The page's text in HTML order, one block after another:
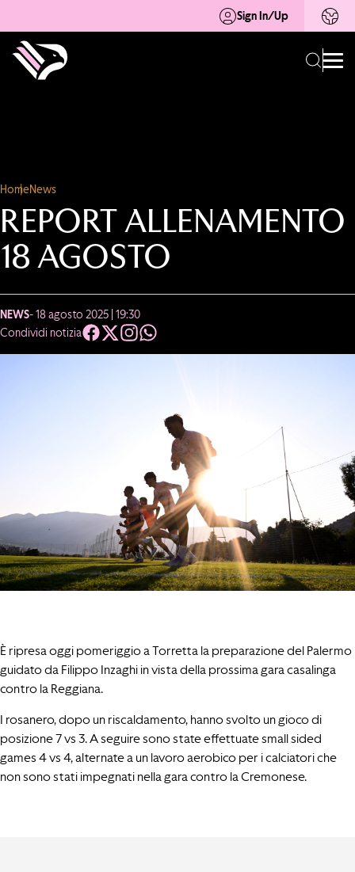
Sign In/Up
HomeNews
REPORT ALLENAMENTO
18 AGOSTO
NEWS- 18 agosto 2025 | 19:30
Condividi notizia
È ripresa oggi pomeriggio a Torretta la preparazione del Palermo
guidato da Filippo Inzaghi in vista della prossima gara casalinga
contro la Reggiana.
I rosanero, dopo un riscaldamento, hanno svolto un gioco di
posizione 7 vs 3. A seguire sono state effettuate small sided
games 4 vs 4, alternate a un lavoro aerobico per i calciatori che
non sono stati impegnati nella gara contro la Cremonese.